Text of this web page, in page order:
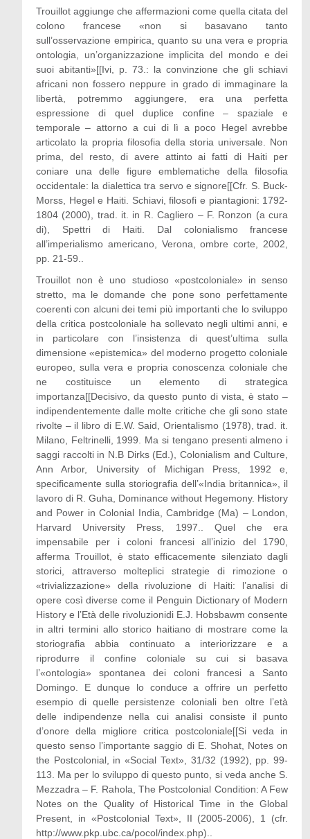
Trouillot aggiunge che affermazioni come quella citata del
colono francese «non si basavano tanto
sull’osservazione empirica, quanto su una vera e propria
ontologia, un’organizzazione implicita del mondo e dei
suoi abitanti»[[Ivi, p. 73.: la convinzione che gli schiavi
africani non fossero neppure in grado di immaginare la
libertà, potremmo aggiungere, era una perfetta
espressione di quel duplice confine – spaziale e
temporale – attorno a cui di lì a poco Hegel avrebbe
articolato la propria filosofia della storia universale. Non
prima, del resto, di avere attinto ai fatti di Haiti per
coniare una delle figure emblematiche della filosofia
occidentale: la dialettica tra servo e signore[[Cfr. S. Buck-
Morss, Hegel e Haiti. Schiavi, filosofi e piantagioni: 1792-
1804 (2000), trad. it. in R. Cagliero – F. Ronzon (a cura
di), Spettri di Haiti. Dal colonialismo francese
all’imperialismo americano, Verona, ombre corte, 2002,
pp. 21-59..
Trouillot non è uno studioso «postcoloniale» in senso
stretto, ma le domande che pone sono perfettamente
coerenti con alcuni dei temi più importanti che lo sviluppo
della critica postcoloniale ha sollevato negli ultimi anni, e
in particolare con l’insistenza di quest’ultima sulla
dimensione «epistemica» del moderno progetto coloniale
europeo, sulla vera e propria conoscenza coloniale che
ne costituisce un elemento di strategica
importanza[[Decisivo, da questo punto di vista, è stato –
indipendentemente dalle molte critiche che gli sono state
rivolte – il libro di E.W. Said, Orientalismo (1978), trad. it.
Milano, Feltrinelli, 1999. Ma si tengano presenti almeno i
saggi raccolti in N.B Dirks (Ed.), Colonialism and Culture,
Ann Arbor, University of Michigan Press, 1992 e,
specificamente sulla storiografia dell’«India britannica», il
lavoro di R. Guha, Dominance without Hegemony. History
and Power in Colonial India, Cambridge (Ma) – London,
Harvard University Press, 1997.. Quel che era
impensabile per i coloni francesi all’inizio del 1790,
afferma Trouillot, è stato efficacemente silenziato dagli
storici, attraverso molteplici strategie di rimozione o
«trivializzazione» della rivoluzione di Haiti: l’analisi di
opere così diverse come il Penguin Dictionary of Modern
History e l’Età delle rivoluzionidi E.J. Hobsbawm consente
in altri termini allo storico haitiano di mostrare come la
storiografia abbia continuato a interiorizzare e a
riprodurre il confine coloniale su cui si basava
l’«ontologia» spontanea dei coloni francesi a Santo
Domingo. E dunque lo conduce a offrire un perfetto
esempio di quelle persistenze coloniali ben oltre l’età
delle indipendenze nella cui analisi consiste il punto
d’onore della migliore critica postcoloniale[[Si veda in
questo senso l’importante saggio di E. Shohat, Notes on
the Postcolonial, in «Social Text», 31/32 (1992), pp. 99-
113. Ma per lo sviluppo di questo punto, si veda anche S.
Mezzadra – F. Rahola, The Postcolonial Condition: A Few
Notes on the Quality of Historical Time in the Global
Present, in «Postcolonial Text», II (2005-2006), 1 (cfr.
http://www.pkp.ubc.ca/pocol/index.php)..